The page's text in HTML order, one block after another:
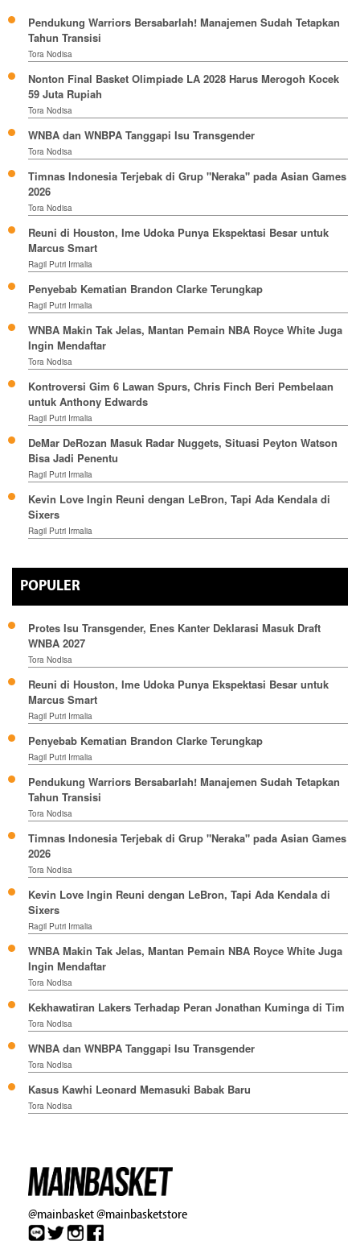
Pendukung Warriors Bersabarlah! Manajemen Sudah Tetapkan
Tahun Transisi
Tora Nodisa
Nonton Final Basket Olimpiade LA 2028 Harus Merogoh Kocek
59 Juta Rupiah
Tora Nodisa
WNBA dan WNBPA Tanggapi Isu Transgender
Tora Nodisa
Timnas Indonesia Terjebak di Grup "Neraka" pada Asian Games
2026
Tora Nodisa
Reuni di Houston, Ime Udoka Punya Ekspektasi Besar untuk
Marcus Smart
Ragil Putri Irmalia
Penyebab Kematian Brandon Clarke Terungkap
Ragil Putri Irmalia
WNBA Makin Tak Jelas, Mantan Pemain NBA Royce White Juga
Ingin Mendaftar
Tora Nodisa
Kontroversi Gim 6 Lawan Spurs, Chris Finch Beri Pembelaan
untuk Anthony Edwards
Ragil Putri Irmalia
DeMar DeRozan Masuk Radar Nuggets, Situasi Peyton Watson
Bisa Jadi Penentu
Ragil Putri Irmalia
Kevin Love Ingin Reuni dengan LeBron, Tapi Ada Kendala di
Sixers
Ragil Putri Irmalia
POPULER
Protes Isu Transgender, Enes Kanter Deklarasi Masuk Draft
WNBA 2027
Tora Nodisa
Reuni di Houston, Ime Udoka Punya Ekspektasi Besar untuk
Marcus Smart
Ragil Putri Irmalia
Penyebab Kematian Brandon Clarke Terungkap
Ragil Putri Irmalia
Pendukung Warriors Bersabarlah! Manajemen Sudah Tetapkan
Tahun Transisi
Tora Nodisa
Timnas Indonesia Terjebak di Grup "Neraka" pada Asian Games
2026
Tora Nodisa
Kevin Love Ingin Reuni dengan LeBron, Tapi Ada Kendala di
Sixers
Ragil Putri Irmalia
WNBA Makin Tak Jelas, Mantan Pemain NBA Royce White Juga
Ingin Mendaftar
Tora Nodisa
Kekhawatiran Lakers Terhadap Peran Jonathan Kuminga di Tim
Tora Nodisa
WNBA dan WNBPA Tanggapi Isu Transgender
Tora Nodisa
Kasus Kawhi Leonard Memasuki Babak Baru
Tora Nodisa
@mainbasket@mainbasketstore